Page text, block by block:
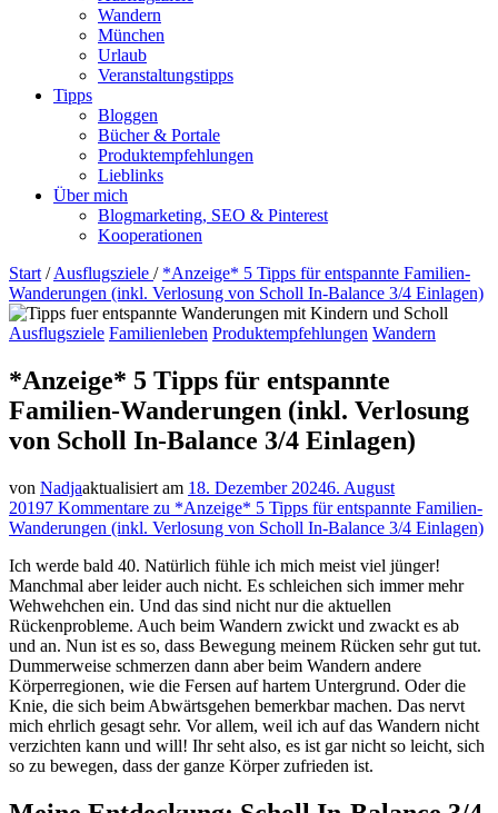
Wandern
München
Urlaub
Veranstaltungstipps
Tipps
Bloggen
Bücher & Portale
Produktempfehlungen
Lieblinks
Über mich
Blogmarketing, SEO & Pinterest
Kooperationen
Start / Ausflugsziele / *Anzeige* 5 Tipps für entspannte Familien-
Wanderungen (inkl. Verlosung von Scholl In-Balance 3/4 Einlagen)
Ausflugsziele Familienleben Produktempfehlungen Wandern
*Anzeige* 5 Tipps für entspannte
Familien-Wanderungen (inkl. Verlosung
von Scholl In-Balance 3/4 Einlagen)
von Nadjaaktualisiert am 18. Dezember 20246. August
20197 Kommentare zu *Anzeige* 5 Tipps für entspannte Familien-
Wanderungen (inkl. Verlosung von Scholl In-Balance 3/4 Einlagen)
Ich werde bald 40. Natürlich fühle ich mich meist viel jünger!
Manchmal aber leider auch nicht. Es schleichen sich immer mehr
Wehwehchen ein. Und das sind nicht nur die aktuellen
Rückenprobleme. Auch beim Wandern zwickt und zwackt es ab
und an. Nun ist es so, dass Bewegung meinem Rücken sehr gut tut.
Dummerweise schmerzen dann aber beim Wandern andere
Körperregionen, wie die Fersen auf hartem Untergrund. Oder die
Knie, die sich beim Abwärtsgehen bemerkbar machen. Das nervt
mich ehrlich gesagt sehr. Vor allem, weil ich auf das Wandern nicht
verzichten kann und will! Ihr seht also, es ist gar nicht so leicht, sich
so zu bewegen, dass der ganze Körper zufrieden ist.